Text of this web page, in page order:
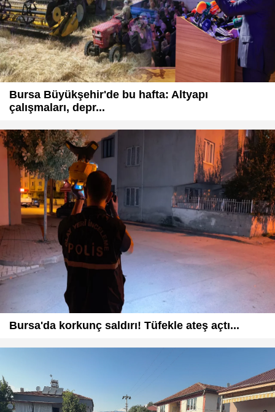
Bursa Büyükşehir'de bu hafta: Altyapı
çalışmaları, depr...
Bursa'da korkunç saldırı! Tüfekle ateş açtı...